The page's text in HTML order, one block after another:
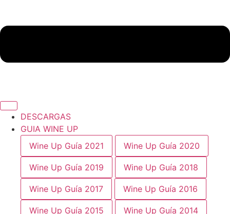
DESCARGAS
GUIA WINE UP
Wine Up Guía 2021
Wine Up Guía 2020
Wine Up Guía 2019 Wine Up Guía 2018
Wine Up Guía 2017 Wine Up Guía 2016
Wine Up Guía 2015 Wine Up Guía 2014